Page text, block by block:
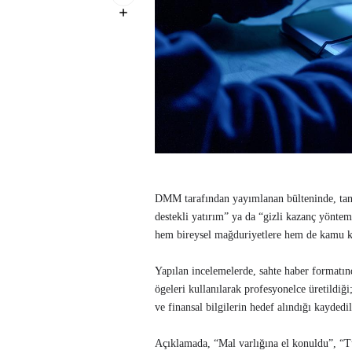
DMM tarafından yayımlanan bülteninde,
destekli yatırım” ya da “gizli kazanç
hem bireysel mağduriyetlere hem de kamu
Yapılan incelemelerde, sahte haber
ögeleri kullanılarak profesyonelce
ve finansal bilgilerin hedef alındığı
Açıklamada, “Mal varlığına el konuldu”,